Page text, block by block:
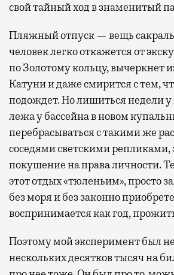
свой тайный ход в знаменитый
Пляжный отпуск — вещь
человек легко откажется от
по Золотому кольцу, вычеркнет
Катуни и даже смирится с тем,
подождет. Но лишиться недели
лежа у бассейна в новом
перебрасываться с такими же
соседями светскими репликами,
покушение на права личности.
этот отдых «тюленьим», просто
без моря и без законно
воспринимается как год,
Поэтому мой эксперимент был
нескольких десятков тысяч на